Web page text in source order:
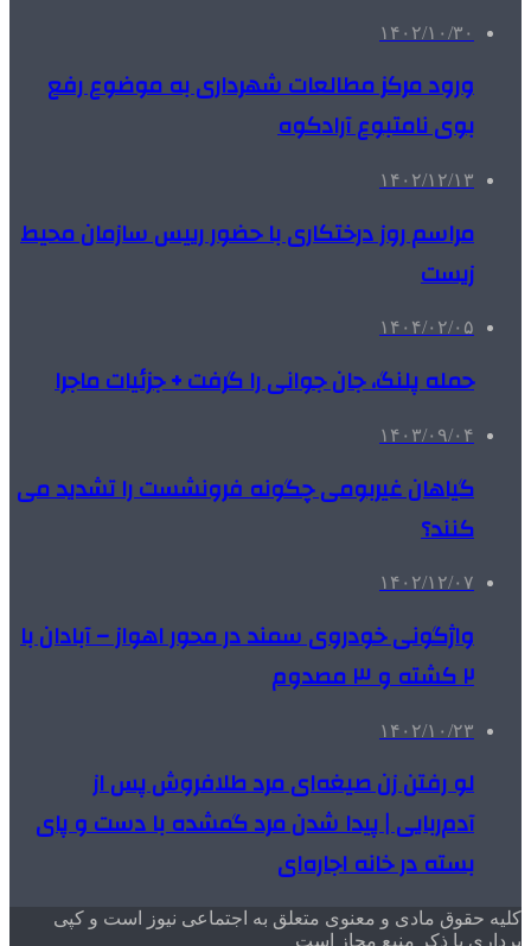
۱۴۰۲/۱۰/۳۰
ورود مرکز مطالعات شهرداری به موضوع رفع
بوی نامتبوع آرادکوه
۱۴۰۲/۱۲/۱۳
مراسم روز درختکاری با حضور رییس سازمان محیط
زیست
۱۴۰۴/۰۲/۰۵
حمله پلنگ، جان جوانی را گرفت‌ + جزئیات ماجرا
۱۴۰۳/۰۹/۰۴
گیاهان غیربومی چگونه فرونشست را تشدید می
کنند؟
۱۴۰۲/۱۲/۰۷
واژگونی خودروی سمند در محور اهواز – آبادان با
۲ کشته و ۳ مصدوم
۱۴۰۲/۱۰/۲۳
لو رفتن زن صیغه‌ای مرد طلافروش پس از
آدم‌ربایی | پیدا شدن مرد گمشده با دست و پای
بسته در خانه اجاره‌ای
کلیه حقوق مادی و معنوی متعلق به اجتماعی نیوز است و کپی
برداری با ذکر منبع مجاز است